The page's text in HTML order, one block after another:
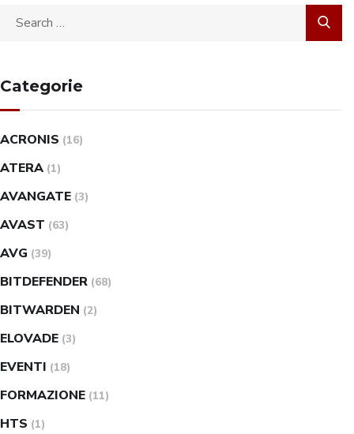
Categorie
ACRONIS (16)
ATERA (1)
AVANGATE (3)
AVAST (63)
AVG (39)
BITDEFENDER (68)
BITWARDEN (2)
ELOVADE (3)
EVENTI (18)
FORMAZIONE (11)
HTS (1)